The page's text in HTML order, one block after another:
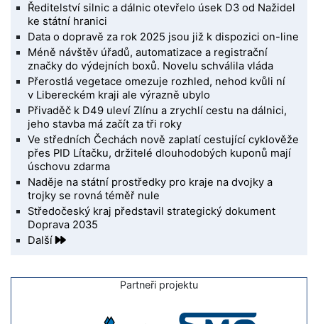
Ředitelství silnic a dálnic otevřelo úsek D3 od Nažidel
ke státní hranici
Data o dopravě za rok 2025 jsou již k dispozici on-line
Méně návštěv úřadů, automatizace a registrační
značky do výdejních boxů. Novelu schválila vláda
Přerostlá vegetace omezuje rozhled, nehod kvůli ní
v Libereckém kraji ale výrazně ubylo
Přivaděč k D49 uleví Zlínu a zrychlí cestu na dálnici,
jeho stavba má začít za tři roky
Ve středních Čechách nově zaplatí cestující cyklověže
přes PID Lítačku, držitelé dlouhodobých kuponů mají
úschovu zdarma
Naděje na státní prostředky pro kraje na dvojky a
trojky se rovná téměř nule
Středočeský kraj představil strategický dokument
Doprava 2035
Další
Partneři projektu